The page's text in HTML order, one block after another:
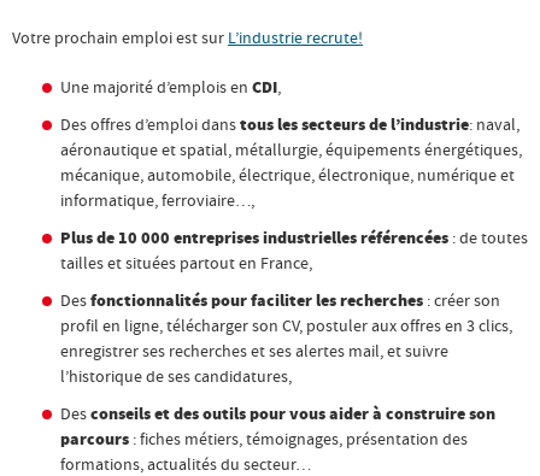
Votre prochain emploi est sur L’industrie recrute!
Une majorité d’emplois en CDI
Des offres d’emploi danstous les secteurs de l’industrie: naval,
aéronautique et spatial, métallurgie, équipements énergétiques,
mécanique, automobile, électrique, électronique, numérique et
informatique, ferroviaire…,
Plus de 10 000 entreprises industrielles référencées : de toutes
tailles et situées partout en France,
Desfonctionnalités pour faciliter les recherches : créer son
profil en ligne, télécharger son CV, postuler aux offres en 3 clics,
enregistrer ses recherches et ses alertes mail, et suivre
l’historique de ses candidatures,
Desconseils et des outils pour vous aider à construire son
parcours : fiches métiers, témoignages, présentation des
formations, actualités du secteur…